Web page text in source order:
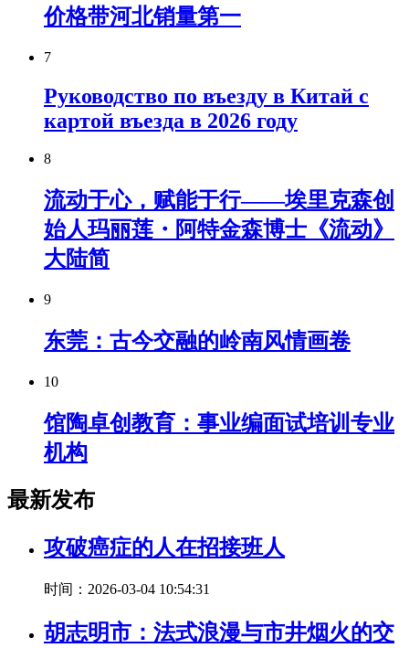
价格带河北销量第一
7
Руководство по въезду в Китай с
картой въезда в 2026 году
8
流动于心，赋能于行——埃里克森创
始人玛丽莲・阿特金森博士《流动》
大陆简
9
东莞：古今交融的岭南风情画卷
10
馆陶卓创教育：事业编面试培训专业
机构
最新发布
攻破癌症的人在招接班人
时间：2026-03-04 10:54:31
胡志明市：法式浪漫与市井烟火的交